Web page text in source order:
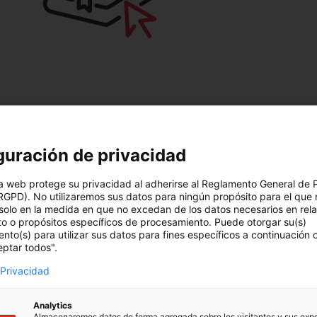
educación en Andalucía
en el ámbito educativo. Este innovador
ofreciendo una experiencia educativa
de privacidad
web protege su privacidad al adherirse al Reglamento General de
No utilizaremos sus datos para ningún propósito para el que
en la medida en que no excedan de los datos necesarios en
o propósitos específicos de procesamiento. Puede otorgar su(s)
para utilizar sus datos para fines específicos a continuación
todos".
Analytics